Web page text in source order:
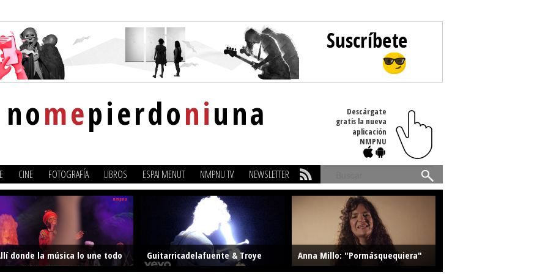
nomepierdoniuna
Descárgate
gratis la nueva
aplicación
NMPNU
CINE FOTOGRAFÍA LIBROS ESPAI MENUT NMPNU TV NEWSLETTER
Buscar
donde la música lo une todo
Guitarricadelafuente & Troye
Anna Millo: "Pormásquequiera"